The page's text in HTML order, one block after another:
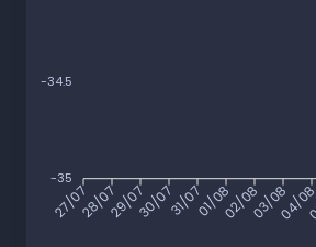
-34.5
-35
27/0728/0729/0730/0731/0701/0802/0803/08
04/